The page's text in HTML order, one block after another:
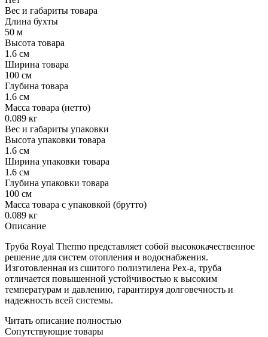
Вес и габариты товара
Длина бухты
50 м
Высота товара
1.6 см
Ширина товара
100 см
Глубина товара
1.6 см
Масса товара (нетто)
0.089 кг
Вес и габариты упаковки
Высота упаковки товара
1.6 см
Ширина упаковки товара
1.6 см
Глубина упаковки товара
100 см
Масса товара с упаковкой (брутто)
0.089 кг
Описание
Труба Royal Thermo представляет собой высококачественное
решение для систем отопления и водоснабжения.
Изготовленная из сшитого полиэтилена Pex-a, труба
отличается повышенной устойчивостью к высоким
температурам и давлению, гарантируя долговечность и
надежность всей системы.
Читать описание полностью
Сопутствующие товары